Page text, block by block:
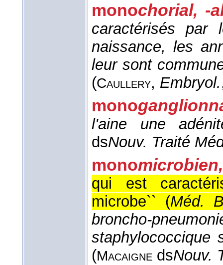
monochorial, -
caractérisés par
naissance, les
leur sont
(Caullery, Embryol.
mono
l'aine une
dsNouv. Traité
mono
qui est
microbe`` (Méd.
broncho-
staphylococcique
(Macaigne dsNouv.